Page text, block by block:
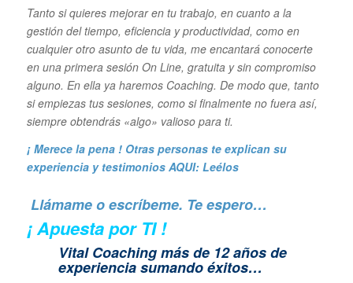
Tanto si quieres mejorar en tu trabajo, en cuanto a la
gestión del tiempo, eficiencia y productividad, como en
cualquier otro asunto de tu vida, me encantará conocerte
en una primera sesión On Line, gratuita y sin compromiso
alguno. En ella ya haremos Coaching. De modo que, tanto
si empiezas tus sesiones, como si finalmente no fuera así,
siempre obtendrás «algo» valioso para ti.
¡ Merece la pena ! Otras personas te explican su
experiencia y testimonios AQUI: Leélos
Llámame o escríbeme. Te espero…
¡ Apuesta por TI !
Vital Coaching más de 12 años de
experiencia sumando éxitos…